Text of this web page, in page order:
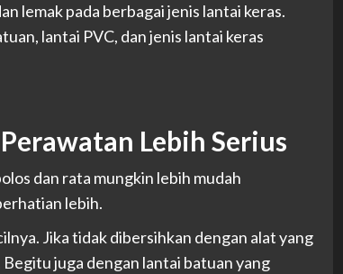
lemak pada berbagai jenis lantai keras.
lantai PVC, dan jenis lantai keras
Lebih Serius
dan rata mungkin lebih mudah
lebih.
Jika tidak dibersihkan dengan alat yang
juga dengan lantai batuan yang